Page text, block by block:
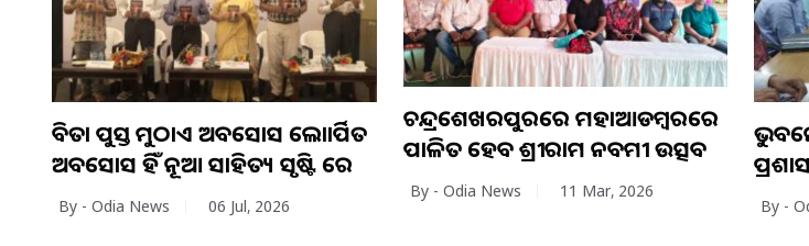
କବିତା ପୁସ୍ତକ ମୁଠାଏ ଅବସୋସ ଲୋକାର୍ପିତ
ଅବସୋସ ହିଁ ନୂଆ ସାହିତ୍ୟ ସୃଷ୍ଟି କରେ
By - Odia News 06 Jul, 2026
ଚନ୍ଦ୍ରଶେଖରପୁରରେ ମହାଆଡମ୍ବରରେ
ପାଳିତ ହେବ ଶ୍ରୀରାମ ନବମୀ ଉତ୍ସବ
By - Odia News 11 Mar, 2026
By -